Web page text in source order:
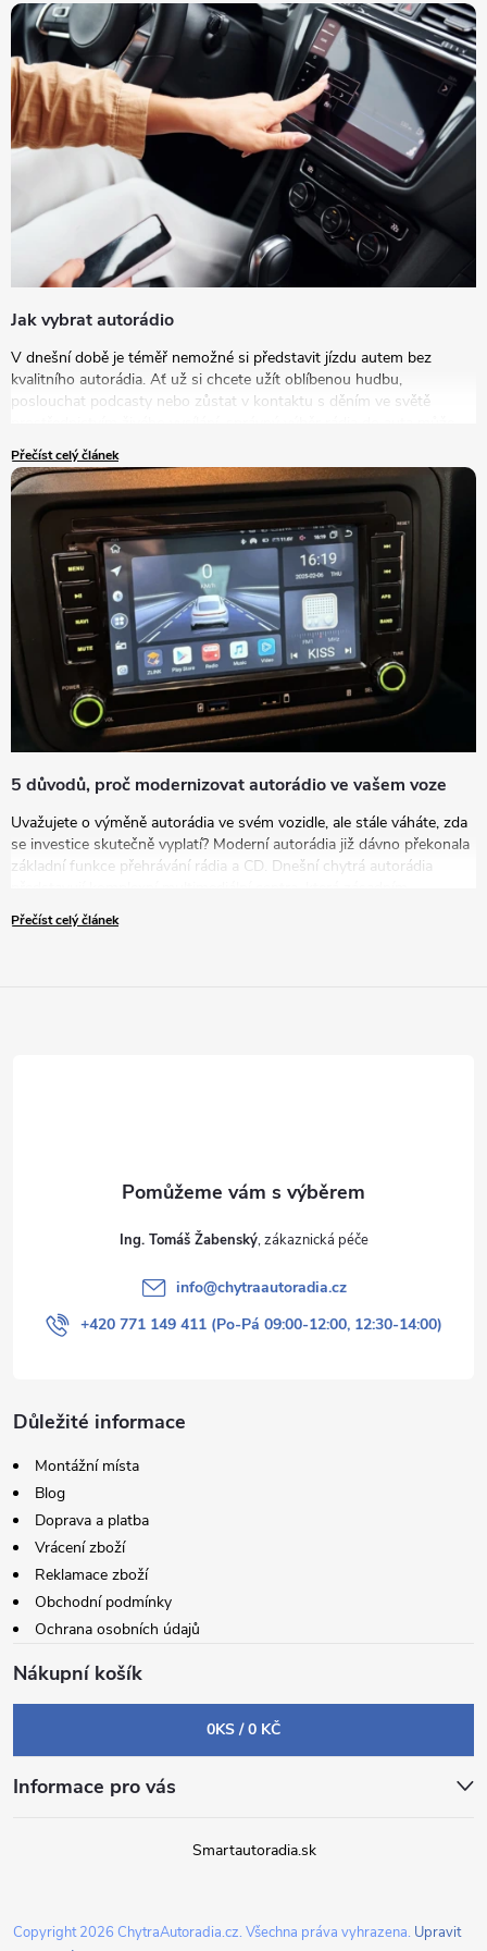
Jak vybrat autorádio
V dnešní době je téměř nemožné si představit jízdu autem bez
kvalitního autorádia. Ať už si chcete užít oblíbenou hudbu,
poslouchat podcasty nebo zůstat v kontaktu s děním ve světě
výrazně zlepšit vaše zážitky na cestách. V tomto článku se podrobně
podíváme na to, jak vybrat autorádio, které bude nejlépe vyhovovat
vašim potřebám a představám.
Přečíst celý článek
5 důvodů, proč modernizovat autorádio ve vašem voze
Uvažujete o výměně autorádia ve svém vozidle, ale stále váháte, zda
se investice skutečně vyplatí? Moderní autorádia již dávno překonala
základní funkce přehrávání rádia a CD. Dnešní chytrá autorádia
způsobem zvyšují komfort, bezpečnost i zábavu během každé jízdy.
V tomto článku vám představíme pět přesvědčivých důvodů, proč
Přečíst celý článek
Ing. Tomáš Žabenský
info@chytraautoradia.cz
+420 771 149 411 (Po-Pá 09:00-12:00, 12:30-14:00)
Důležité informace
Montážní místa
Blog
Doprava a platba
Vrácení zboží
Reklamace zboží
Obchodní podmínky
Ochrana osobních údajů
Nákupní košík
0KS /0 KČ
Informace pro vás
Smartautoradia.sk
Copyright 2026 ChytraAutoradia.cz. Všechna práva vyhrazena. Upravit